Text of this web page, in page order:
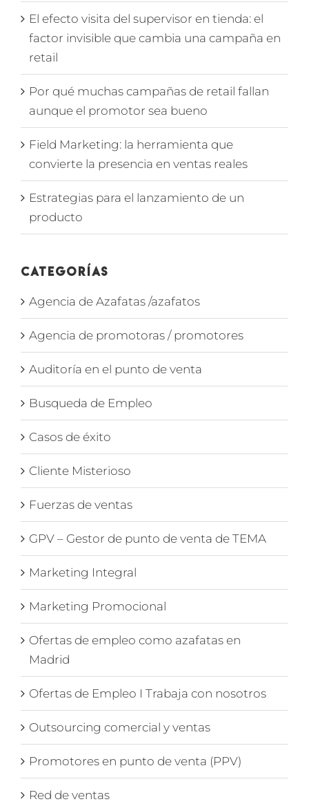
El efecto visita del supervisor en tienda: el
factor invisible que cambia una campaña en
retail
Por qué muchas campañas de retail fallan
aunque el promotor sea bueno
Field Marketing: la herramienta que
convierte la presencia en ventas reales
Estrategias para el lanzamiento de un
producto
Categorías
Agencia de Azafatas /azafatos
Agencia de promotoras / promotores
Auditoría en el punto de venta
Busqueda de Empleo
Casos de éxito
Cliente Misterioso
Fuerzas de ventas
GPV – Gestor de punto de venta de TEMA
Marketing Integral
Marketing Promocional
Ofertas de empleo como azafatas en
Madrid
Ofertas de Empleo I Trabaja con nosotros
Outsourcing comercial y ventas
Promotores en punto de venta (PPV)
Red de ventas